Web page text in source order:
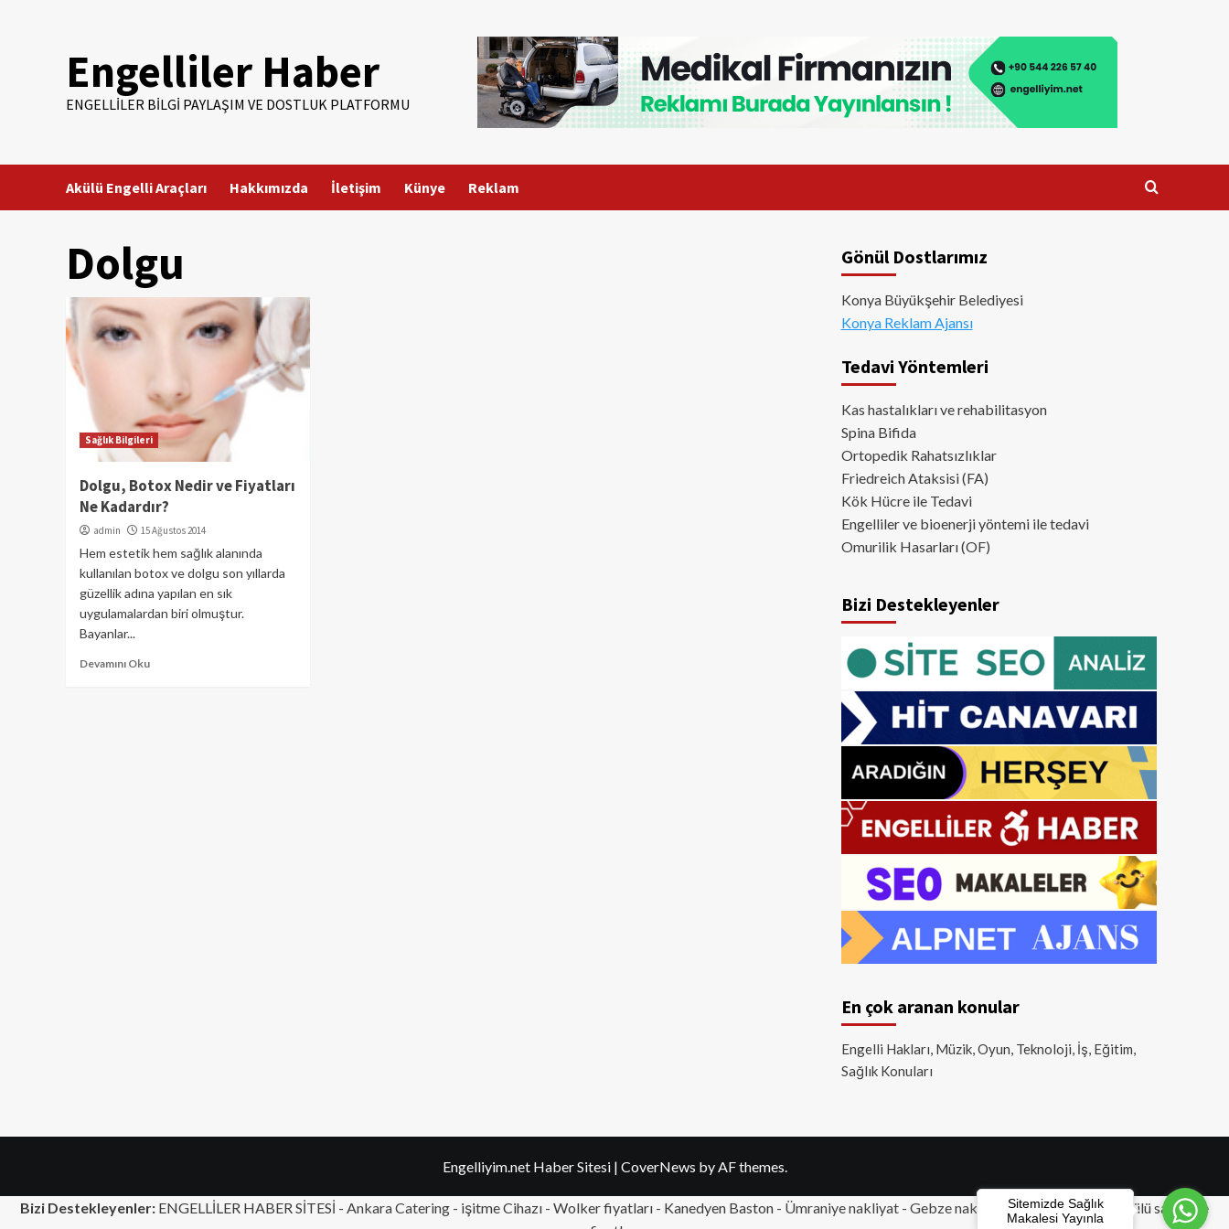
Engelliler Haber
ENGELLILER BILGI PAYLAŞIM VE DOSTLUK PLATFORMU
Akülü Engelli Araçları Hakkımızda İletişim Künye Reklam
Dolgu
Sağlık Bilgileri
Dolgu, Botox Nedir ve Fiyatları
Ne Kadardır?
admin 15 Ağustos 2014
Hem estetik hem sağlık alanında
kullanılan botox ve dolgu son yıllarda
güzellik adına yapılan en sık
uygulamalardan biri olmuştur.
Bayanlar...
Devamını Oku
Gönül Dostlarımız
Konya Büyükşehir Belediyesi
Konya Reklam Ajansı
Tedavi Yöntemleri
Kas hastalıkları ve rehabilitasyon
Spina Bifida
Ortopedik Rahatsızlıklar
Friedreich Ataksisi (FA)
Kök Hücre ile Tedavi
Engelliler ve bioenerji yöntemi ile tedavi
Omurilik Hasarları (OF)
Bizi Destekleyenler
En çok aranan konular
Engelli Hakları, Müzik, Oyun, Teknoloji, İş, Eğitim,
Sağlık Konuları
Engelliyim.net Haber Sitesi | CoverNews by AF themes.
Bizi Destekleyenler: ENGELLİLER HABER SİTESİ - Ankara Catering - işitme Cihazı - Wolker fiyatları - Kanedyen Baston - Ümraniye nakliyat - Gebze nakliyat -Tuzla nakliyat - Akülü sandalye
Sitemizde Sağlık
Makalesi Yayınla